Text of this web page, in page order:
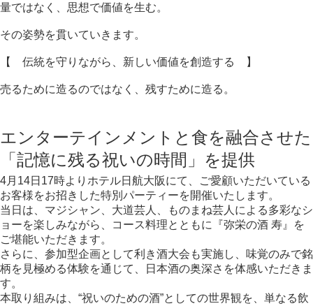
量ではなく、思想で価値を生む。
その姿勢を貫いていきます。
【 伝統を守りながら、新しい価値を創造する 】
売るために造るのではなく、残すために造る。
エンターテインメントと食を融合させた
「記憶に残る祝いの時間」を提供
4月14日17時よりホテル日航大阪にて、ご愛顧いただいている
お客様をお招きした特別パーティーを開催いたします。
当日は、マジシャン、大道芸人、ものまね芸人による多彩なシ
ョーを楽しみながら、コース料理とともに『弥栄の酒 寿』を
ご堪能いただきます。
さらに、参加型企画として利き酒大会も実施し、味覚のみで銘
柄を見極める体験を通じて、日本酒の奥深さを体感いただきま
す。
本取り組みは、“祝いのための酒”としての世界観を、単なる飲